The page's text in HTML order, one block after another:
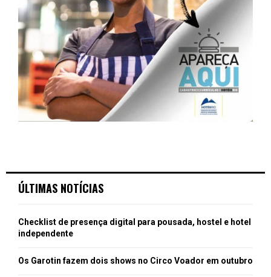
ÚLTIMAS NOTÍCIAS
Checklist de presença digital para pousada, hostel e hotel
independente
Os Garotin fazem dois shows no Circo Voador em outubro